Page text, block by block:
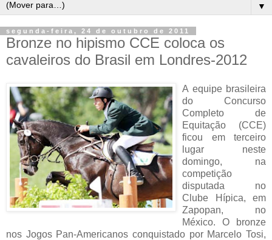
▼
segunda-feira, 24 de outubro de 2011
Bronze no hipismo CCE coloca os
cavaleiros do Brasil em Londres-2012
A equipe brasileira
do Concurso
Completo de
Equitação (CCE)
ficou em terceiro
lugar neste
domingo, na
competição
disputada no
Clube Hípica, em
Zapopan, no
México. O bronze
nos Jogos Pan-Americanos conquistado por Marcelo Tosi,